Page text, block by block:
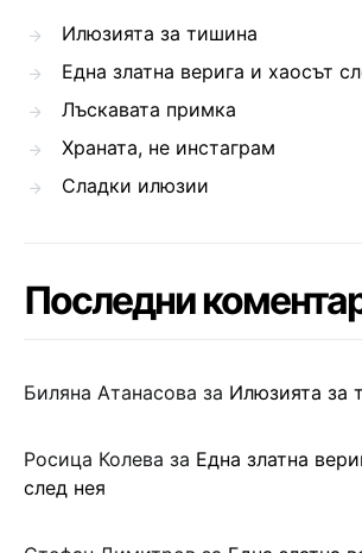
Илюзията за тишина
Една златна верига и хаосът
Лъскавата примка
Храната, не инстаграм
Сладки илюзии
Последни
Биляна Атанасова за Илюзията за
Росица Колева за Една златна
след нея